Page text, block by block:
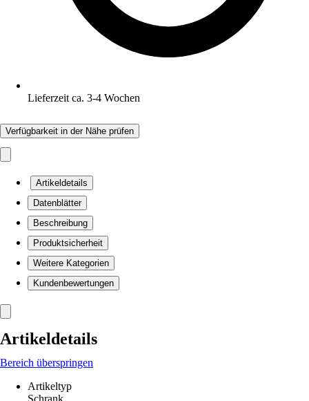
Lieferzeit ca. 3-4 Wochen
Verfügbarkeit in der Nähe prüfen
Artikeldetails
Datenblätter
Beschreibung
Produktsicherheit
Weitere Kategorien
Kundenbewertungen
Artikeldetails
Bereich überspringen
Artikeltyp
Schrank